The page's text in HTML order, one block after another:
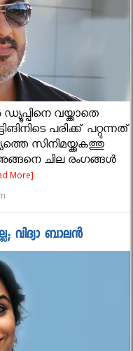
വയ്ക്കാതെ
പരിക്ക് പറ്റുന്നത്
സിനിമയ്ക്കകത്തു
ചില രംഗങ്ങള്‍
More]
വിദ്യാ ബാലന്‍